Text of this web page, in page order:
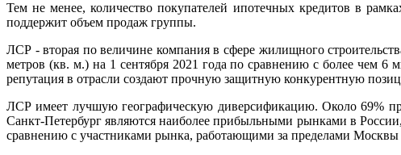
Тем не менее, количество покупателей ипотечных кредитов в
поддержит объем продаж группы.
ЛСР - вторая по величине компания в сфере жилищного
метров (кв. м.) на 1 сентября 2021 года по сравнению с более чем
репутация в отрасли создают прочную защитную конкурентную
ЛСР имеет лучшую географическую диверсификацию. Около 69%
Санкт-Петербург являются наиболее прибыльными рынками в
сравнению с участниками рынка, работающими за пределами Москвы